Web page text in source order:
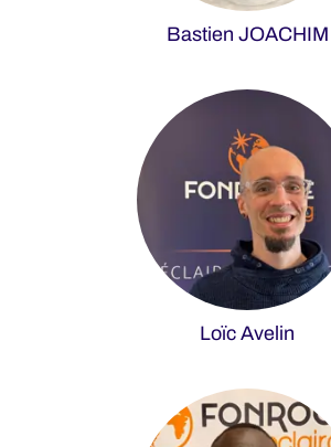
Bastien JOACHIM
Loïc Avelin